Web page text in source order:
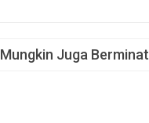
Juga Berminat